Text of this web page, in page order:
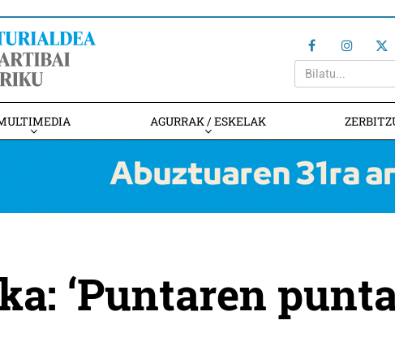
AGURRAK / ESKELAK
‘Puntaren